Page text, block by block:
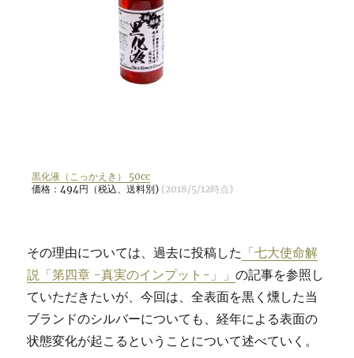
黒化液（こっかえき） 50cc
価格：494円（税込、送料別) (2018/5/12時点)
その理由については、過去に投稿した 「七大使命解
説「第四章 -真実のインプット-」」の記事を参照し
ていただきたいが、今回は、全表面を黒く燻した当
ブランドのシルバーについても、経年による表面の
状態変化が起こるということについて述べていく。